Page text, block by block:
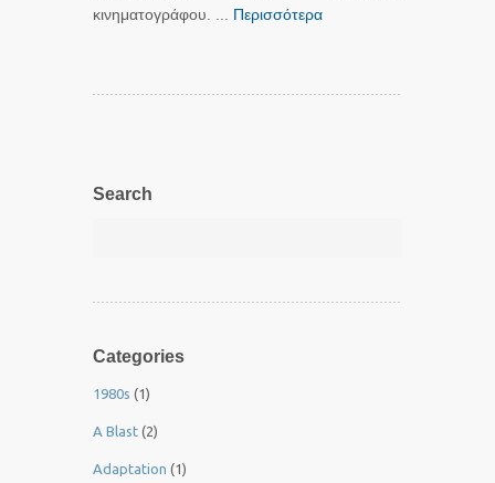
κινηματογράφου. ... Περισσότερα
Search
Categories
1980s (1)
A Blast (2)
Adaptation (1)